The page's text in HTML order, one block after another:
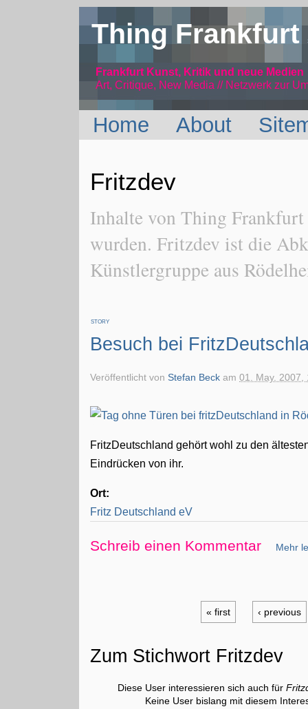
Thing Frankfurt
Frankfurt Kunst, Kritik und neue Medien
Art, Critique, New Media // Netzwerk zur
Home About
Fritzdev
Inhalte von Thing
wurden. Fritzdev ist die
Künstlergruppe aus
STORY
Besuch bei
Veröffentlicht vonStefan Beck am01. May. 2007,
FritzDeutschland gehört wohl zu den
Eindrücken von ihr.
Ort:
Fritz Deutschland eV
Schreib einen Kommentar Mehr
« first ‹ previous
Zum Stichwort Fritzdev
Diese User interessieren sich auch für
Keine User bislang mit diesem